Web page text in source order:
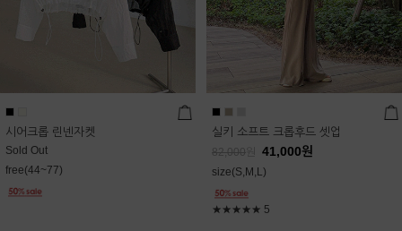
시어크롭 린넨자켓
Sold Out
free(44~77)
실키 소프트 크롭후드 셋업
82,000 41,000원
size(S,M,L)
★★★★★ 5